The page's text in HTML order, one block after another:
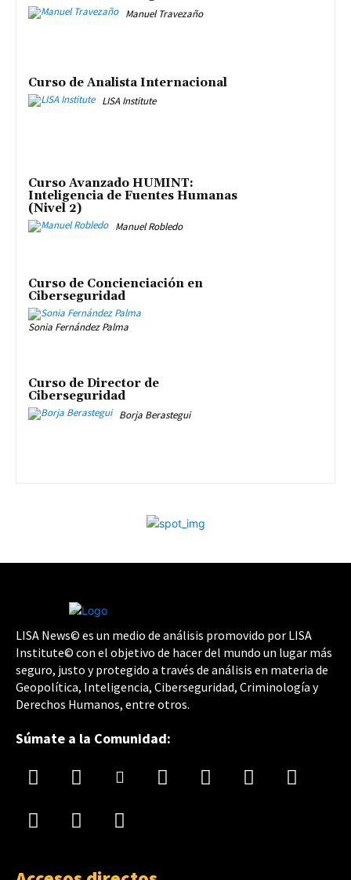
Manuel Travezaño
Curso de Analista Internacional
LISA Institute
Curso Avanzado HUMINT:
Inteligencia de Fuentes Humanas
(Nivel 2)
Manuel Robledo
Curso de Concienciación en
Ciberseguridad
Sonia Fernández Palma
Curso de Director de
Ciberseguridad
Borja Berastegui
LISA News© es un medio de análisis promovido por LISA
Institute© con el objetivo de hacer del mundo un lugar más
seguro, justo y protegido a través de análisis en materia de
Geopolítica, Inteligencia, Ciberseguridad, Criminología y
Derechos Humanos, entre otros.
Súmate a la Comunidad: